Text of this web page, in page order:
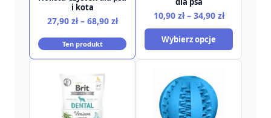
i kota
27,90 zł – 68,90 złZakres
od
27,90 zł
Ten produkt
10,90 zł – 34,90 złZakres
cen:
10,90 zł
Wybierz opcje